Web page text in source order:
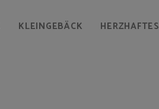
KLEINGEBÄCK HERZHAFTES